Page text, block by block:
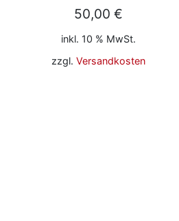
50,00 €
inkl. 10 % MwSt.
zzgl. Versandkosten